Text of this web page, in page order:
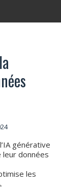
générative
données
les